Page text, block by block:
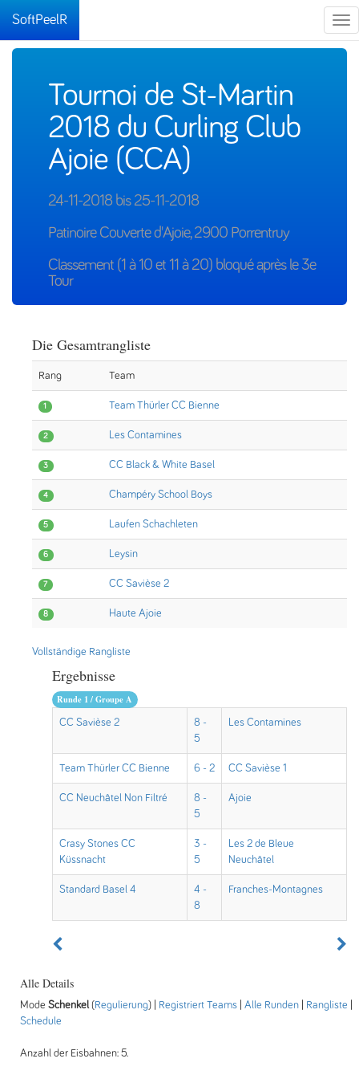
SoftPeelR
Tournoi de St-Martin
2018 du Curling Club
Ajoie (CCA)
24-11-2018 bis 25-11-2018
Patinoire Couverte d'Ajoie, 2900 Porrentruy
Classement (1 à 10 et 11 à 20) bloqué après le 3e
Tour
Die Gesamtrangliste
Rang Team
1 Team Thürler CC Bienne
2 Les Contamines
3 CC Black & White Basel
4 Champéry School Boys
5 Laufen Schachleten
6 Leysin
7 CC Savièse 2
8 Haute Ajoie
Vollständige Rangliste
Ergebnisse
Runde 1 / Groupe A
CC Savièse 2
8 -
5
Les Contamines
Team Thürler CC Bienne 6 - 2 CC Savièse 1
CC Neuchâtel Non Filtré
8 -
5
Ajoie
Crasy Stones CC
Küssnacht
3 -
5
Les 2 de Bleue
Neuchâtel
Standard Basel 4
4 -
8
Franches-Montagnes
Alle Details
Mode Schenkel(Regulierung) | Registriert Teams Alle Runden Rangliste
Schedule
Anzahl der Eisbahnen: 5.